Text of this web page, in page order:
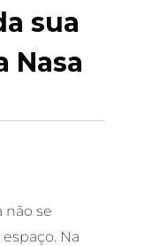
sua
Nasa
não se
Na